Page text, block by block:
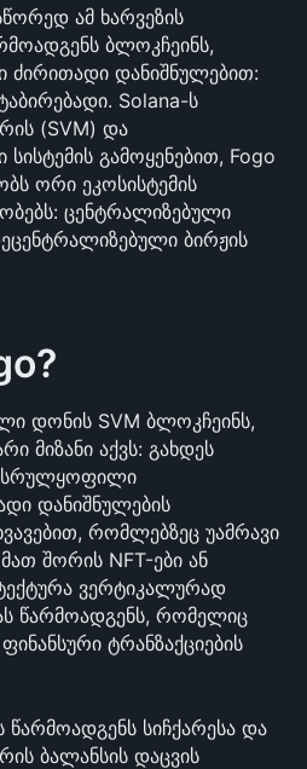
ამ ხარვეზის
ბლოკჩეინს,
ძირითადი დანიშნულებით:
Solana-ს
(SVM) და
გამოყენებით, Fogo
ორი ეკოსისტემის
ცენტრალიზებული
ბირჟის
დონის SVM ბლოკჩეინს,
მიზანი აქვს: გახდეს
სრულყოფილი
დანიშნულების
რომლებზეც უამრავი
შორის NFT-ები ან
ვერტიკალურად
წარმოადგენს, რომელიც
ტრანზაქციების
წარმოადგენს სიჩქარესა და
ბალანსის დაცვის